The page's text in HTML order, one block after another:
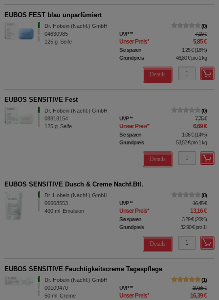
EUBOS FEST blau unparfümiert
Dr. Hobein (Nachf.) GmbH
04630985
125 g Seife
0
UVP** 7,10 €
Unser Preis* 5,85 €
Sie sparen 1,25 €(18%)
Grundpreis
46,80 €pro 1 kg
Details
EUBOS SENSITIVE Fest
Dr. Hobein (Nachf.) GmbH
08818154
125 g Seife
0
UVP** 7,75 €
Unser Preis* 6,69 €
Sie sparen 1,06 €(14%)
Grundpreis
53,52 €pro 1 kg
Details
EUBOS SENSITIVE Dusch & Creme Nachf.Btl.
Dr. Hobein (Nachf.) GmbH
06608553
400 ml Emulsion
0
UVP** 16,45 €
Unser Preis* 13,16 €
Sie sparen 3,29 €(20%)
Grundpreis
32,90 €pro 1 l
Details
EUBOS SENSITIVE Feuchtigkeitscreme Tagespflege
Dr. Hobein (Nachf.) GmbH
00109470
50 ml Creme
1
UVP** 20,55 €
Unser Preis* 16,39 €